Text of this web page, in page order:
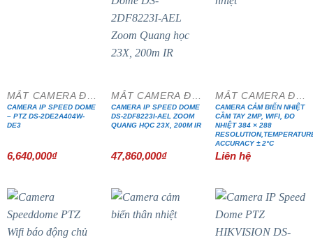
CAMERA IP SPEED DOME
– PTZ DS-2DE2A404W-
DE3
6,640,000₫
CAMERA IP SPEED DOME
DS-2DF8223I-AEL ZOOM
QUANG HỌC 23X, 200M IR
47,860,000₫
CAMERA CẢM BIẾN NHIỆT
CẦM TAY 2MP, WIFI, ĐO
NHIỆT 384 × 288
ACCURACY ± 2°C
Liên hệ